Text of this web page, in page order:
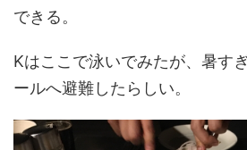
できる。
Kはここで泳いでみたが、暑す
ールへ避難したらしい。